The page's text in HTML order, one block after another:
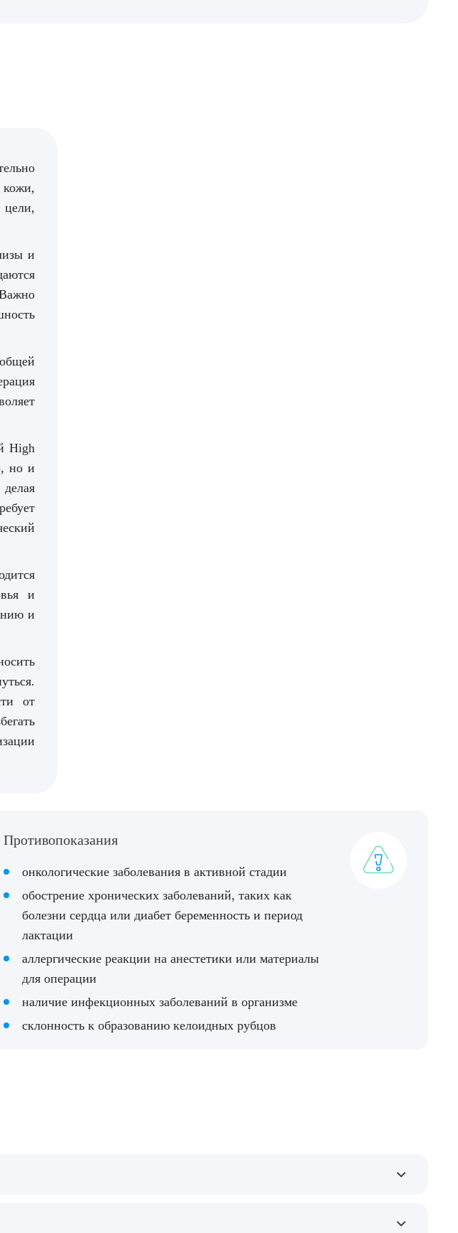
цели,
и
High
но и
и
и
от
Противопоказания
онкологические заболевания в активной стадии
обострение хронических заболеваний, таких как
болезни сердца или диабет беременность и период
лактации
аллергические реакции на анестетики или материалы
для операции
наличие инфекционных заболеваний в организме
склонность к образованию келоидных рубцов
рельефные контуры мышц пресса, подчеркивая их форму. Это
услугу